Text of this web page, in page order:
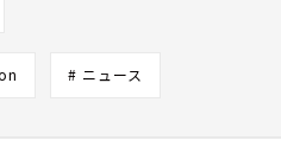
# ニュース